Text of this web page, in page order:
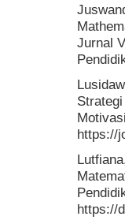
Jurnal
https://
https://